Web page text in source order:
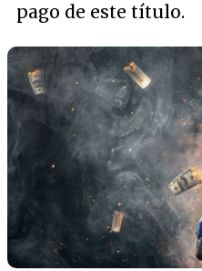
pago de este título.